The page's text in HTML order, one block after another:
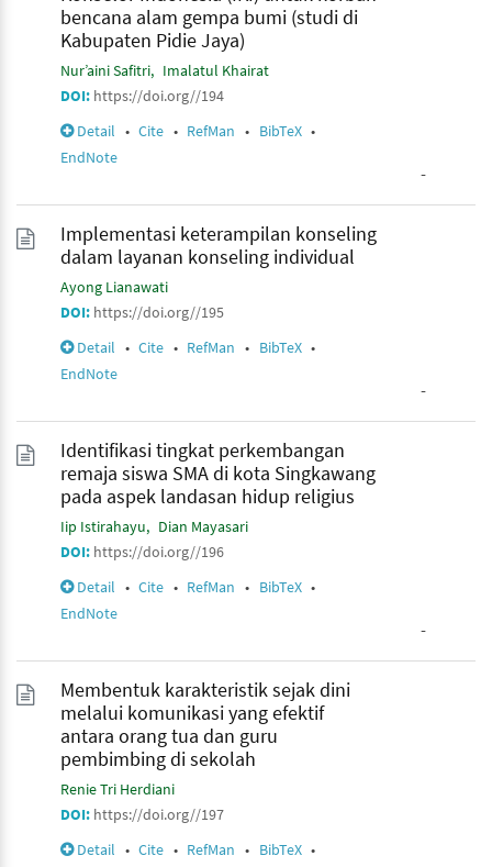
bencana alam gempa bumi (studi di
Kabupaten Pidie Jaya)
Nur’aini Safitri
Imalatul Khairat
DOI: https://doi.org//194
Detail • Cite • RefMan • BibTeX •
EndNote
-
Implementasi keterampilan konseling
dalam layanan konseling individual
Ayong Lianawati
DOI: https://doi.org//195
Detail • Cite • RefMan • BibTeX •
EndNote
-
Identifikasi tingkat perkembangan
remaja siswa SMA di kota Singkawang
pada aspek landasan hidup religius
Iip Istirahayu
Dian Mayasari
DOI: https://doi.org//196
Detail • Cite • RefMan • BibTeX •
EndNote
-
Membentuk karakteristik sejak dini
melalui komunikasi yang efektif
antara orang tua dan guru
pembimbing di sekolah
Renie Tri Herdiani
DOI: https://doi.org//197
Detail • Cite • RefMan • BibTeX •